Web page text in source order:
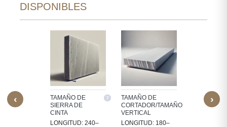
DISPONIBLES
‹
TAMAÑO DE
SIERRA DE
CINTA
LONGITUD: 240–
TAMAÑO DE
CORTADOR/TAMAÑO
VERTICAL
LONGITUD: 180–
AZULEJOS
30X30,
›